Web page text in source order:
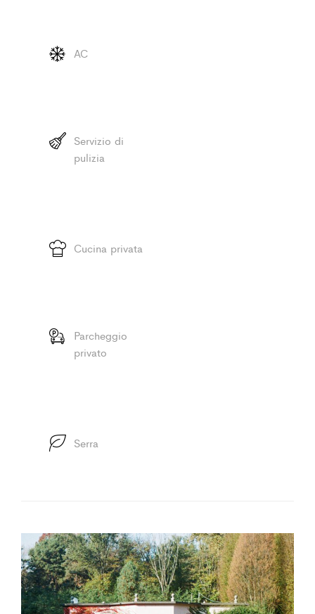
AC
Servizio di
pulizia
Cucina privata
Parcheggio
privato
Serra